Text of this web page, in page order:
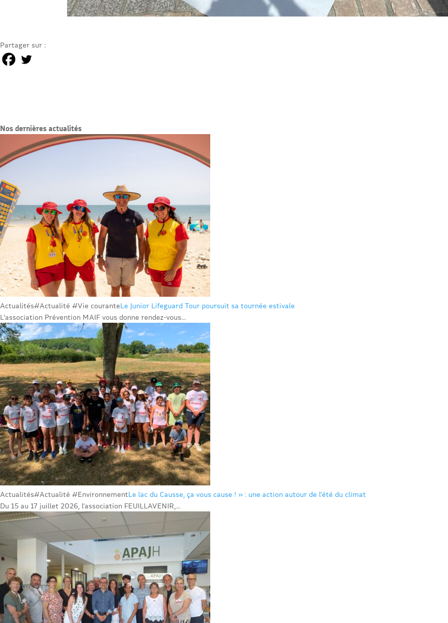
Partager sur :
Nos dernières actualités
Actualités#Actualité #Vie couranteLe Junior Lifeguard Tour poursuit sa tournée estivale
L’association Prévention MAIF vous donne rendez-vous...
Actualités#Actualité #EnvironnementLe lac du Causse, ça vous cause ! » : une action autour de l’été du climat
Du 15 au 17 juillet 2026, l’association FEUILLAVENIR,...